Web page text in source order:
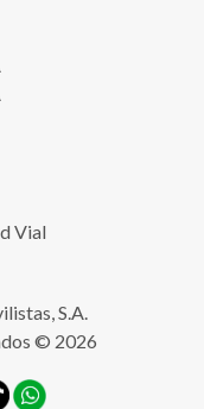
Vial
S.A.
© 2026